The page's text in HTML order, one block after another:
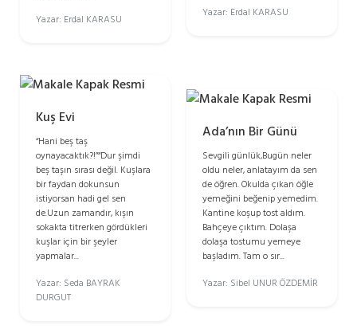
Yazar: Erdal KARASU
Yazar: Erdal KARASU
Kuş Evi
“Hani beş taş
oynayacaktık?!”“Dur şimdi
beş taşın sırası değil. Kuşlara
bir faydan dokunsun
istiyorsan hadi gel sen
de.Uzun zamandır, kışın
sokakta titrerken gördükleri
kuşlar için bir şeyler
yapmalar...
Yazar: Seda BAYRAK
DURGUT
Ada’nın Bir Günü
Sevgili günlük,Bugün neler
oldu neler, anlatayım da sen
de öğren. Okulda çıkan öğle
yemeğini beğenip yemedim.
Kantine koşup tost aldım.
Bahçeye çıktım. Dolaşa
dolaşa tostumu yemeye
başladım. Tam o sır...
Yazar: Sibel UNUR ÖZDEMİR